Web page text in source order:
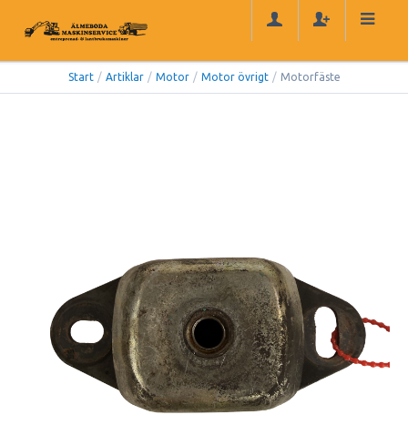
Start / Artiklar / Motor / Motor övrigt / Motorfäste